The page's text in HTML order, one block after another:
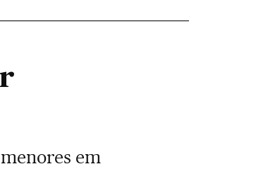
em